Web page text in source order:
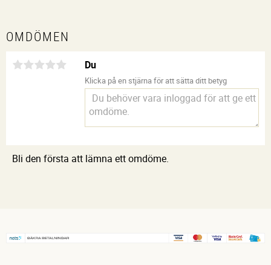
OMDÖMEN
Du
Klicka på en stjärna för att sätta ditt betyg
Bli den första att lämna ett omdöme.